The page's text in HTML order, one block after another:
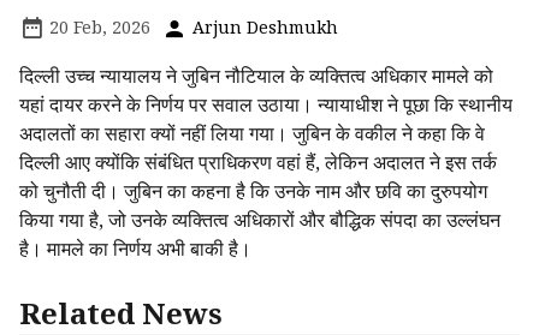
20 Feb, 2026 Arjun Deshmukh
दिल्ली उच्च न्यायालय ने जुबिन नौटियाल के व्यक्तित्व अधिकार मामले को
यहां दायर करने के निर्णय पर सवाल उठाया। न्यायाधीश ने पूछा कि स्थानीय
अदालतों का सहारा क्यों नहीं लिया गया। जुबिन के वकील ने कहा कि वे
दिल्ली आए क्योंकि संबंधित प्राधिकरण वहां हैं, लेकिन अदालत ने इस तर्क
को चुनौती दी। जुबिन का कहना है कि उनके नाम और छवि का दुरुपयोग
किया गया है, जो उनके व्यक्तित्व अधिकारों और बौद्धिक संपदा का उल्लंघन
है। मामले का निर्णय अभी बाकी है।
Related News